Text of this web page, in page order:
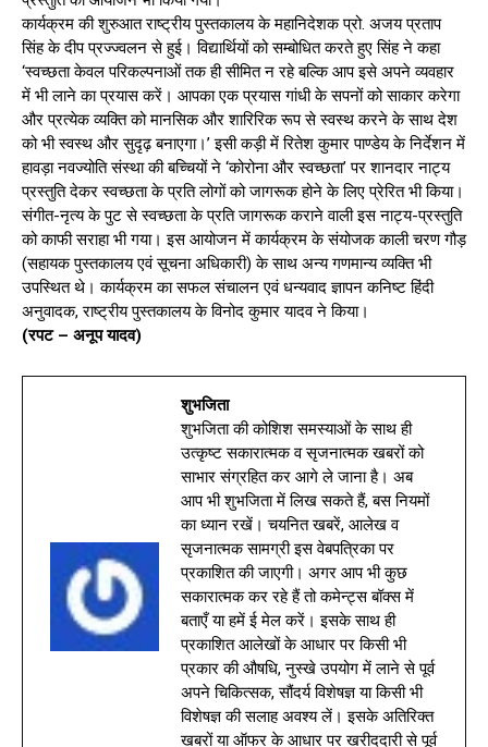
कार्यक्रम की शुरुआत राष्ट्रीय पुस्तकालय के महानिदेशक प्रो. अजय प्रताप
सिंह के दीप प्रज्ज्वलन से हुई। विद्यार्थियों को सम्बोधित करते हुए सिंह ने कहा
‘स्वच्छता केवल परिकल्पनाओं तक ही सीमित न रहे बल्कि आप इसे अपने व्यवहार
में भी लाने का प्रयास करें। आपका एक प्रयास गांधी के सपनों को साकार करेगा
और प्रत्येक व्यक्ति को मानसिक और शारिरिक रूप से स्वस्थ करने के साथ देश
को भी स्वस्थ और सुदृढ़ बनाएगा।’ इसी कड़ी में रितेश कुमार पाण्डेय के निर्देशन में
हावड़ा नवज्योति संस्था की बच्चियों ने ‘कोरोना और स्वच्छता’ पर शानदार नाट्य
प्रस्तुति देकर स्वच्छता के प्रति लोगों को जागरूक होने के लिए प्रेरित भी किया।
संगीत-नृत्य के पुट से स्वच्छता के प्रति जागरूक कराने वाली इस नाट्य-प्रस्तुति
को काफी सराहा भी गया। इस आयोजन में कार्यक्रम के संयोजक काली चरण गौड़
(सहायक पुस्तकालय एवं सूचना अधिकारी) के साथ अन्य गणमान्य व्यक्ति भी
उपस्थित थे। कार्यक्रम का सफल संचालन एवं धन्यवाद ज्ञापन कनिष्ट हिंदी
अनुवादक, राष्ट्रीय पुस्तकालय के विनोद कुमार यादव ने किया।
(रपट – अनूप यादव)
शुभजिता
शुभजिता की कोशिश समस्याओं के साथ ही
उत्कृष्ट सकारात्मक व सृजनात्मक खबरों को
साभार संग्रहित कर आगे ले जाना है। अब
आप भी शुभजिता में लिख सकते हैं, बस नियमों
का ध्यान रखें। चयनित खबरें, आलेख व
सृजनात्मक सामग्री इस वेबपत्रिका पर
प्रकाशित की जाएगी। अगर आप भी कुछ
सकारात्मक कर रहे हैं तो कमेन्ट्स बॉक्स में
बताएँ या हमें ई मेल करें। इसके साथ ही
प्रकाशित आलेखों के आधार पर किसी भी
प्रकार की औषधि, नुस्खे उपयोग में लाने से पूर्व
अपने चिकित्सक, सौंदर्य विशेषज्ञ या किसी भी
विशेषज्ञ की सलाह अवश्य लें। इसके अतिरिक्त
खबरों या ऑफर के आधार पर खरीददारी से पूर्व